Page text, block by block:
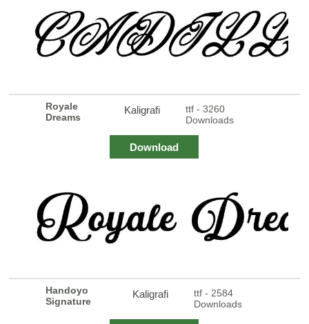
Royale
Dreams
Kaligrafi
ttf - 3260
Downloads
Download
Handoyo
Signature
Kaligrafi
ttf - 2584
Downloads